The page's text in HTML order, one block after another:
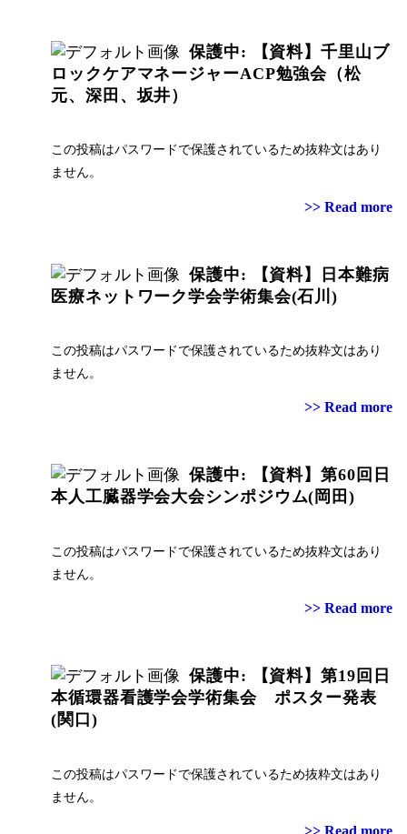
保護中: 【資料】千里山ブ
ロックケアマネージャーACP勉強会（松
元、深田、坂井）
この投稿はパスワードで保護されているため抜粋文はあり
ません。
>> Read more
保護中: 【資料】日本難病
医療ネットワーク学会学術集会(石川)
この投稿はパスワードで保護されているため抜粋文はあり
ません。
>> Read more
保護中: 【資料】第60回日
本人工臓器学会大会シンポジウム(岡田)
この投稿はパスワードで保護されているため抜粋文はあり
ません。
>> Read more
保護中: 【資料】第19回日
本循環器看護学会学術集会 ポスター発表
(関口)
この投稿はパスワードで保護されているため抜粋文はあり
ません。
>> Read more